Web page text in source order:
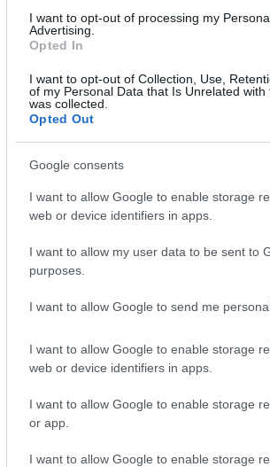
I want to opt-out of processing my
Advertising.
Opted In
I want to opt-out of Collection, Use,
of my Personal Data that Is Unrelated
was collected.
Opted Out
Google consents
I want to allow Google to enable storage
web or device identifiers in apps.
I want to allow my user data to be sent to
purposes.
I want to allow Google to send me
I want to allow Google to enable storage
web or device identifiers in apps.
I want to allow Google to enable storage
or app.
I want to allow Google to enable storage
hely kialakítása
kiválasztása